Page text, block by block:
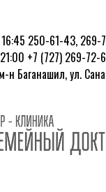
250-61-43, 269-
+7 (727) 269-72-
м-н Баганашил, ул.